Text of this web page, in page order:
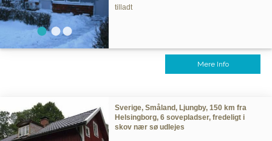
tilladt
Mere Info
Sverige, Småland, Ljungby, 150 km fra
Helsingborg, 6 sovepladser, fredeligt i
skov nær sø udlejes